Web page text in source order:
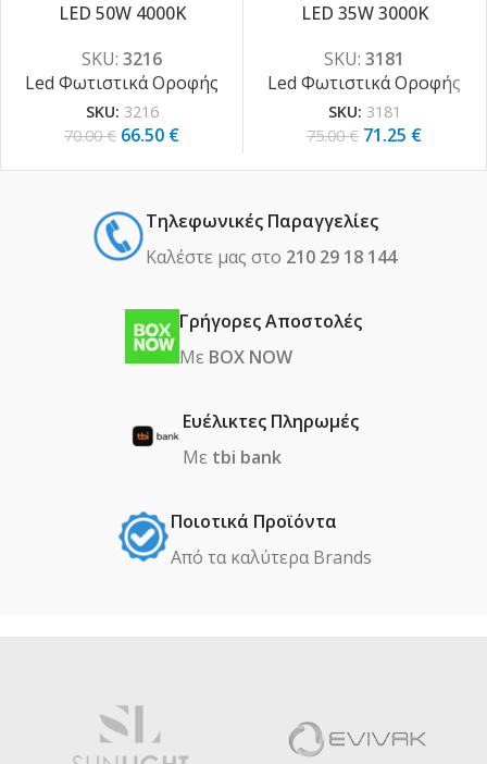
LED 50W 4000K
SKU: 3216
Led Φωτιστικά Οροφής
SKU: 3216
70.00€ 66.50 €
LED 35W 3000K
SKU: 3181
Led Φωτιστικά Οροφής
SKU: 3181
75.00€ 71.25 €
Τηλεφωνικές Παραγγελίες
Καλέστε μας στο 210 29 18 144
Γρήγορες Αποστολές
Με BOX NOW
Ευέλικτες Πληρωμές
Με tbi bank
Ποιοτικά Προϊόντα
Από τα καλύτερα Βrands